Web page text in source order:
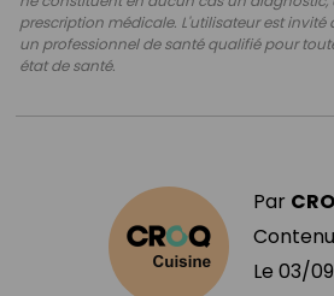
prescription médicale. L'utilisateur est
un professionnel de santé qualifié pour
état de santé.
Par
Le 03/